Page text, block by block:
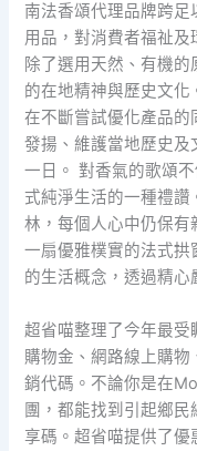
南法香頌代理品牌跨
用品，對消費者福祉及
除了選用天然、有機
的在地精神與歷史文
在不斷嘗試優化產品
發揚、維護當地歷史及
一日。 對香氣的歌頌
式純淨生活的一種禮
林，每個人心中仍保
一扇優雅樸實的法式
的生活概念，透過精心
超省喵整理了今年最受
購物金、網路線上購
銷代碼。不論你是在
團，都能找到引起鄉
享碼。超省喵提供了